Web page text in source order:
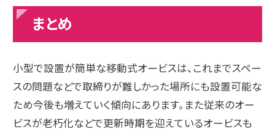
まとめ
小型で設置が簡単な移動式オービスは、これまでスペー
スの問題などで取締りが難しかった場所にも設置可能な
ため今後も増えていく傾向にあります。また従来のオー
ビスが老朽化などで更新時期を迎えているオービスも